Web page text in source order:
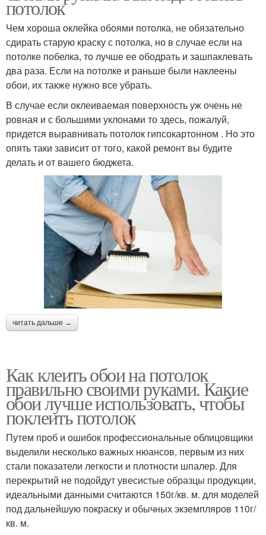
потолок
Чем хороша оклейка обоями потолка, не обязательно
сдирать старую краску с потолка, но в случае если на
потолке побелка, то лучше ее ободрать и зашпаклевать
два раза. Если на потолке и раньше были наклеены
обои, их также нужно все убрать.
В случае если оклеиваемая поверхность уж очень не
ровная и с большими уклонами то здесь, пожалуй,
придется выравнивать потолок гипсокартонном . Но это
опять таки зависит от того, какой ремонт вы будите
делать и от вашего бюджета.
читать дальше →
Как клеить обои на потолок
правильно своими руками. Какие
обои лучше использовать, чтобы
поклеить потолок
Путем проб и ошибок профессиональные облицовщики
выделили несколько важных нюансов, первым из них
стали показатели легкости и плотности шпалер. Для
перекрытий не подойдут увесистые образцы продукции,
идеальными данными считаются 150г/кв. м. для моделей
под дальнейшую покраску и обычных экземпляров 110г/
кв. м.